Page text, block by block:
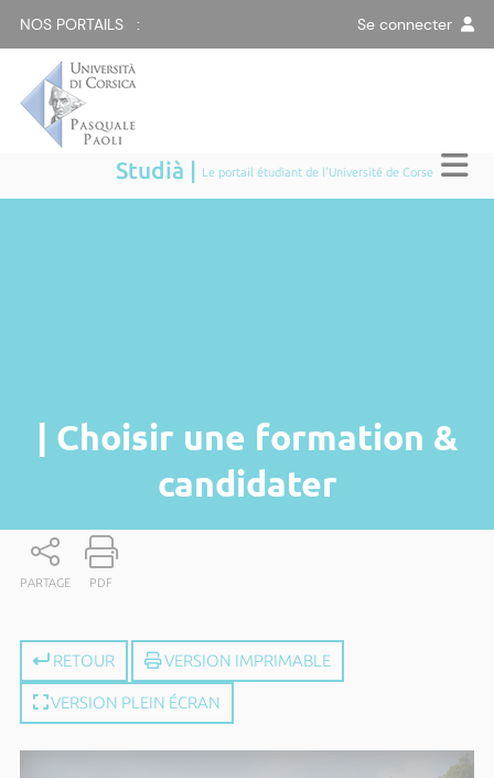
NOS PORTAILS : Se connecter
Studià | Le portail étudiant de l'Université de Corse
| Choisir une formation &
candidater
PARTAGE PDF
RETOUR VERSION IMPRIMABLE
VERSION PLEIN ÉCRAN